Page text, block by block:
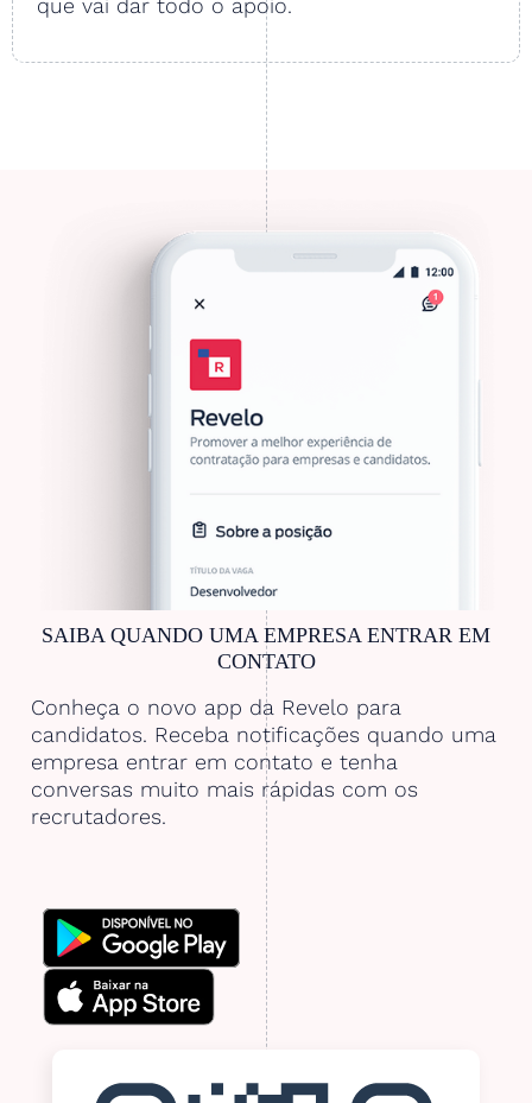
SAIBA QUANDO UMA EMPRESA ENTRAR EM
CONTATO
Conheça o novo app da Revelo para
candidatos. Receba notificações quando uma
empresa entrar em contato e tenha
conversas muito mais rápidas com os
recrutadores.